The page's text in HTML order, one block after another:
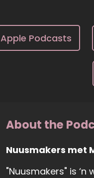
Apple Podcasts
About the
Nuusmakers met
"Nuusmakers" is